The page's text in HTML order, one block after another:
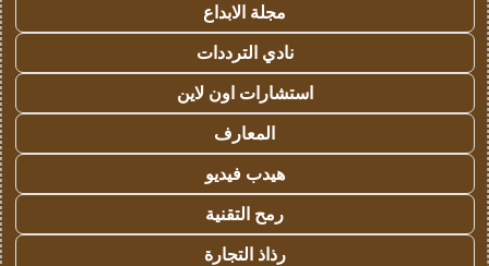
مجلة الابداع
نادي الترددات
استشارات اون لاين
المعارف
هيدب فيديو
رمح التقنية
رذاذ التجارة